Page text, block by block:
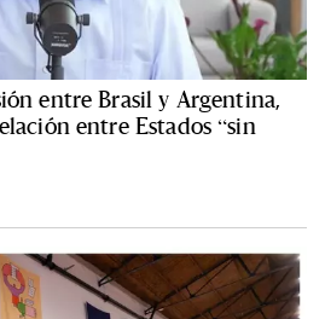
entre Brasil y Argentina,
entre Estados “sin